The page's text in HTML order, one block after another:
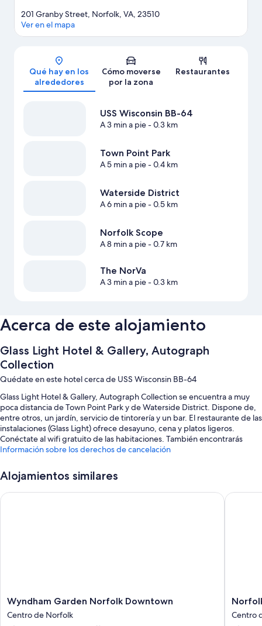
Mapa
201 Granby Street, Norfolk, VA, 23510
Ver en el mapa
Qué hay en los
alrededores
Cómo moverse
por la zona
Restaurantes
USS Wisconsin BB-64
A 3 min a pie- 0.3 km
Town Point Park
A 5 min a pie- 0.4 km
Waterside District
A 6 min a pie- 0.5 km
Norfolk Scope
A 8 min a pie- 0.7 km
The NorVa
A 3 min a pie- 0.3 km
Acerca de este alojamiento
Glass Light Hotel & Gallery, Autograph
Collection
Quédate en este hotel cerca de USS Wisconsin BB-64
Glass Light Hotel & Gallery, Autograph Collection se encuentra a muy
poca distancia de Town Point Park y de Waterside District. Dispone de,
entre otros, un jardín, servicio de tintorería y un bar. El restaurante de las
instalaciones (Glass Light) ofrece desayuno, cena y platos ligeros.
Conéctate al wifi gratuito de las habitaciones. También encontrarás
comodidades como un gimnasio y un centro de negocios 24 h.
Desayuno a la carta (de pago), aparcamiento (de pago) y un punto
de recarga para coches
Las 113 habitaciones ofrecen características entre las que se incluyen
sábanas de alta calidad y aire acondicionado, por no hablar de
comodidades tales como wifi gratis y cajas fuertes. Los huéspedes
Información sobre los derechos de cancelación
Alojamientos similares
Wyndham
Garden
Norfolk
Wyndham Garden Norfolk Downtown
Centro de Norfolk
Wyndham Garden Norfolk Downtown
Norfolk
Marriott
Centro
Norfolk